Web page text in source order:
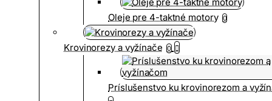
Oleje pre 4-taktné motory 0
Krovinorezy a vyžínače 0
Príslušenstvo ku krovinorezom a